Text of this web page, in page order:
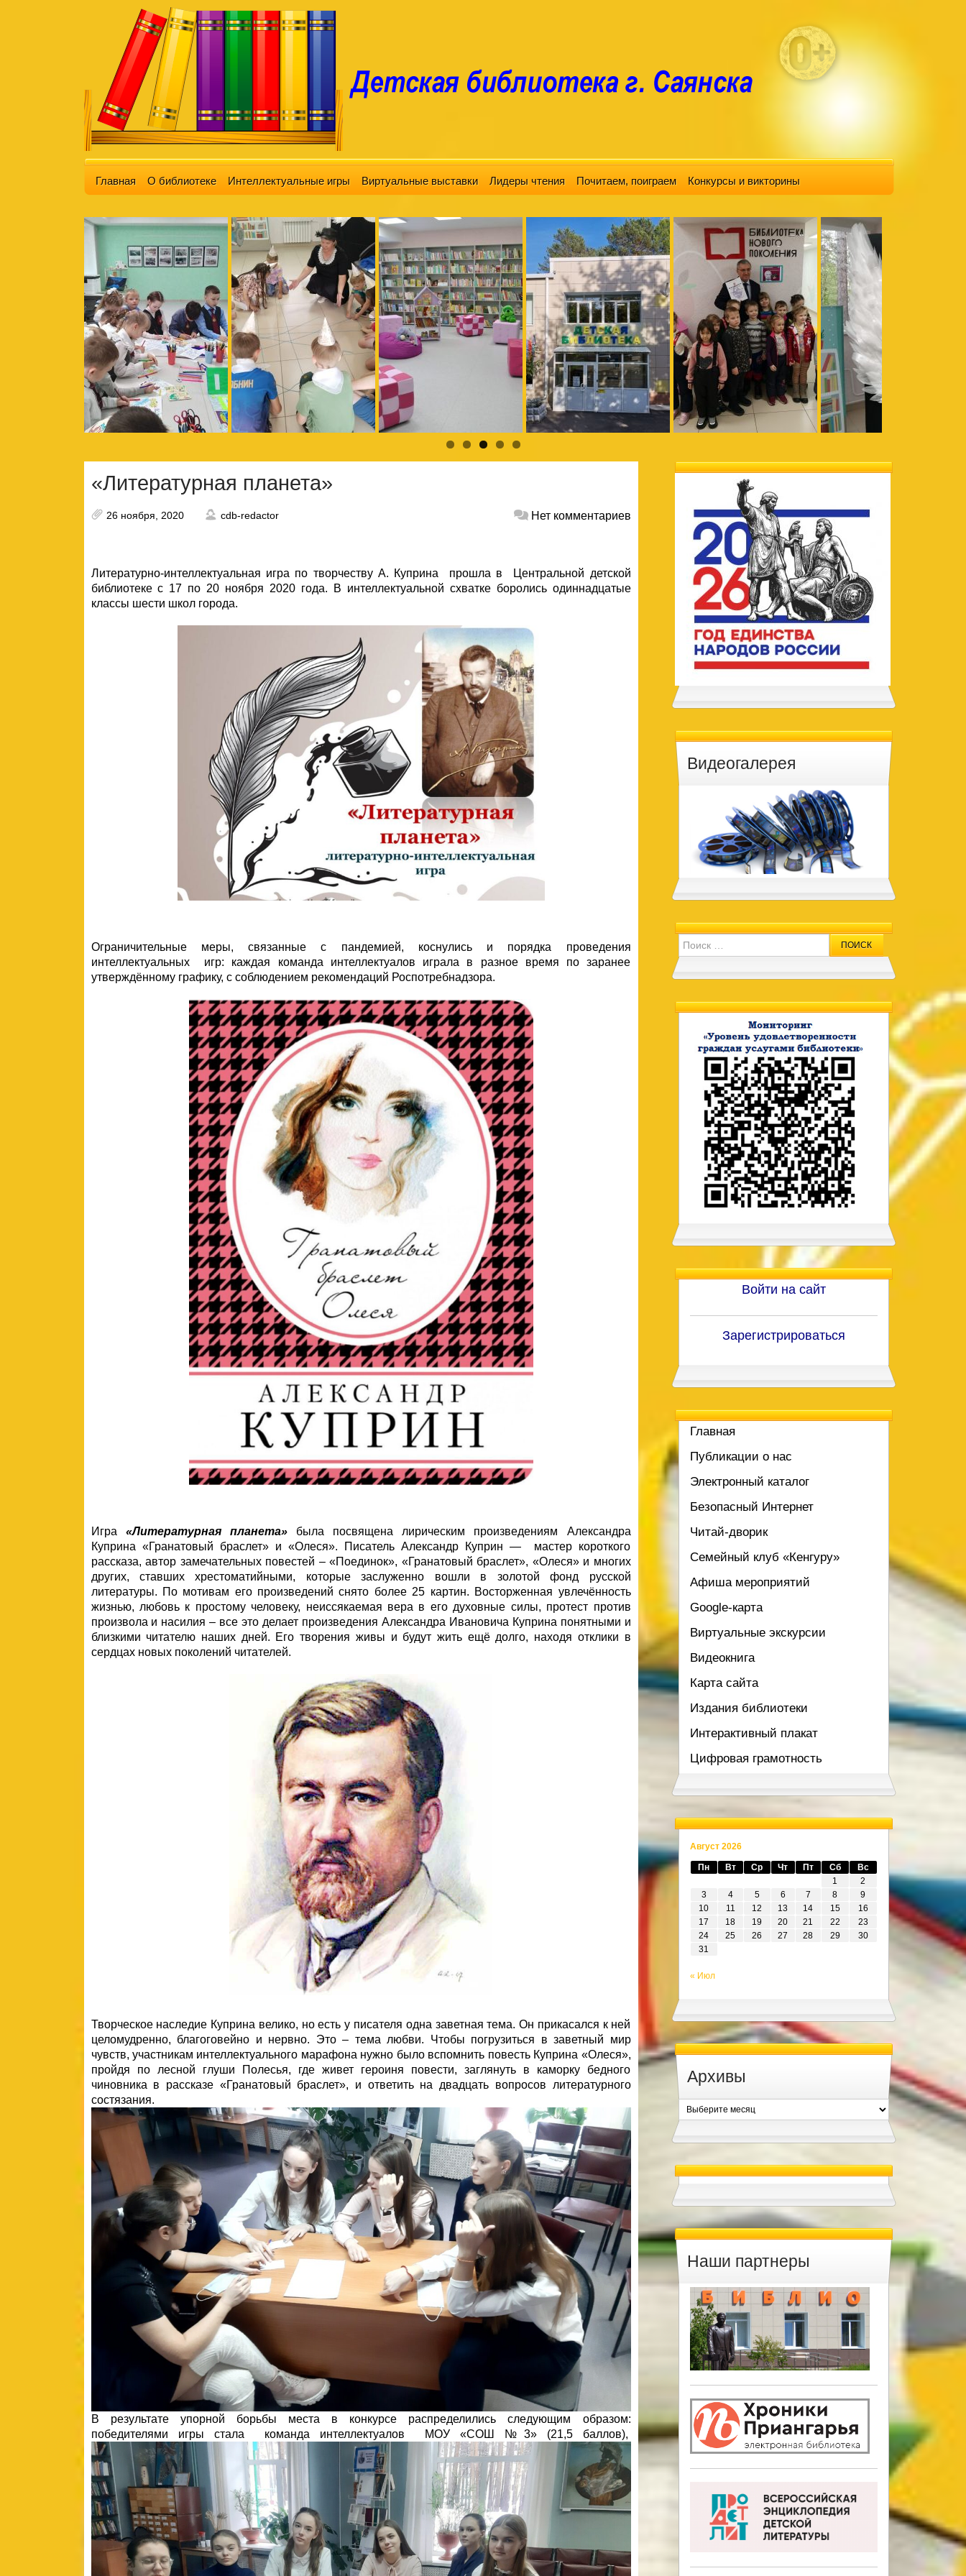
Главная О библиотеке Интеллектуальные игры Виртуальные выставки Лидеры чтения Почитаем, поиграем Конкурсы и викторины
«Литературная планета»
26 ноября, 2020 cdb-redactor Нет комментариев
Литературно-интеллектуальная игра по творчеству А. Куприна прошла в Центральной детской
библиотеке с 17 по 20 ноября 2020 года. В интеллектуальной схватке боролись одиннадцатые
классы шести школ города.
Ограничительные меры, связанные с пандемией, коснулись и порядка проведения
интеллектуальных игр: каждая команда интеллектуалов играла в разное время по заранее
утверждённому графику, с соблюдением рекомендаций Роспотребнадзора.
Игра «Литературная планета»была посвящена лирическим произведениям Александра
Куприна «Гранатовый браслет» и «Олеся». Писатель Александр Куприн — мастер короткого
рассказа, автор замечательных повестей – «Поединок», «Гранатовый браслет», «Олеся» и многих
других, ставших хрестоматийными, которые заслуженно вошли в золотой фонд русской
литературы. По мотивам его произведений снято более 25 картин. Восторженная увлечённость
жизнью, любовь к простому человеку, неиссякаемая вера в его духовные силы, протест против
произвола и насилия – все это делает произведения Александра Ивановича Куприна понятными и
близкими читателю наших дней. Его творения живы и будут жить ещё долго, находя отклики в
сердцах новых поколений читателей.
Творческое наследие Куприна велико, но есть у писателя одна заветная тема. Он прикасался к ней
целомудренно, благоговейно и нервно. Это – тема любви. Чтобы погрузиться в заветный мир
чувств, участникам интеллектуального марафона нужно было вспомнить повесть Куприна «Олеся»,
пройдя по лесной глуши Полесья, где живет героиня повести, заглянуть в каморку бедного
чиновника в рассказе «Гранатовый браслет», и ответить на двадцать вопросов литературного
состязания.
В результате упорной борьбы места в конкурсе распределились следующим образом:
победителями игры стала команда интеллектуалов МОУ «СОШ №3» (21,5 баллов),
Видеогалерея
Search for:
Войти на сайт
Зарегистрироваться
Главная
Публикации о нас
Электронный каталог
Безопасный Интернет
Читай-дворик
Семейный клуб «Кенгуру»
Афиша мероприятий
Google-карта
Виртуальные экскурсии
Видеокнига
Карта сайта
Издания библиотеки
Интерактивный плакат
Цифровая грамотность
Август 2026
Пн Вт Ср Чт Пт Сб
Вс
1
2
3
4 5 6 7 8
9
10
11 12 13 14 15
16
17
18 19 20 21 22
23
24
25 26 27 28 29
30
31
« Июл
Архивы
Архивы
Наши партнеры